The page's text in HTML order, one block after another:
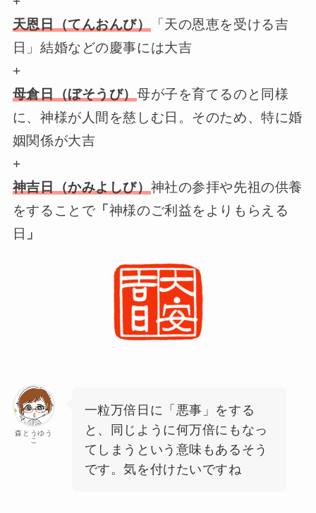
天恩日（てんおんび）
「天の恩恵を受ける吉
日」結婚などの慶事には大吉
+
母倉日（ぼそうび） 母が子を育てるのと同様
に、神様が人間を慈しむ日。そのため、特に婚
姻関係が大吉
+
神吉日（かみよしび） 神社の参拝や先祖の供養
をすることで 「 神様のご利益をよりもらえる
日 」
森とうゆう
こ
一粒万倍日に「悪事」をする
と、同じように何万倍にもなっ
てしまうという意味もあるそう
です。気を付けたいですね